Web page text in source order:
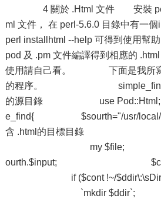
4 關於 .Html 文件 安裝 perl
ml 文件， 在 perl-5.6.0 目錄中有一
perl installhtml --help 可得到使用幫
pod 及 .pm 文件編譯得到相應的
使用請自己看。 下面是我所寫
的程序。
的源目錄 use
e_find{ $sourth="/usr/local/lib/
含 .html的目標目錄
my $file;
ourth.$input;
if ($cont !~/
`mkdir